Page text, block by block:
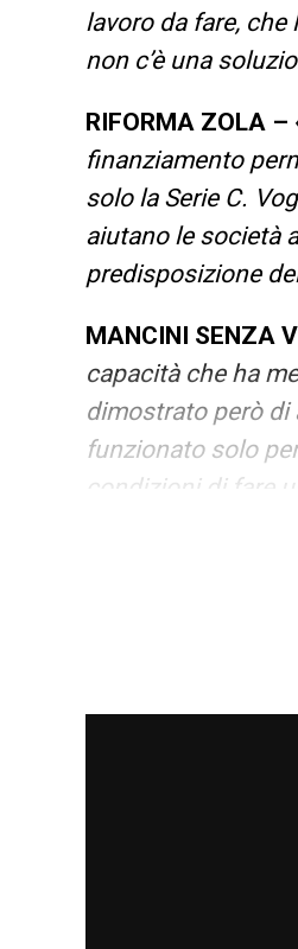
lavoro da fare,
non c’è una
RIFORMA ZOLA –
finanziamento
solo la Serie C.
aiutano le società
predisposizione
MANCINI SENZA
capacità che ha
dimostrato però di
funzionato solo
condizioni di fare